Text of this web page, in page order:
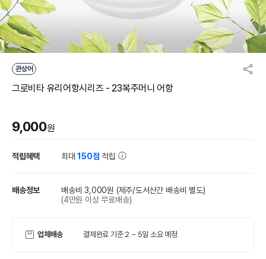
관상어
그로비타 유리어항시리즈 - 23복주머니 어항
9,000원
적립혜택 최대150점 적립
배송정보 배송비 3,000원 (제주/도서산간 배송비 별도)
(4만원 이상 무료배송)
업체배송 결제완료 기준 2 ~ 5일 소요 예정